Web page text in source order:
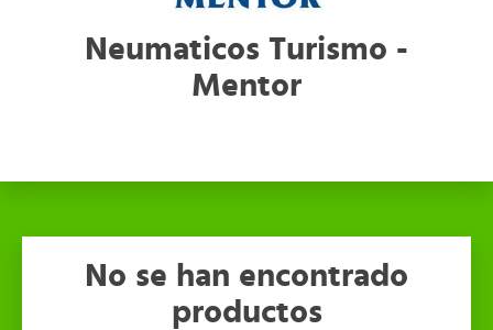
Neumaticos Turismo -
Mentor
No se han encontrado
productos